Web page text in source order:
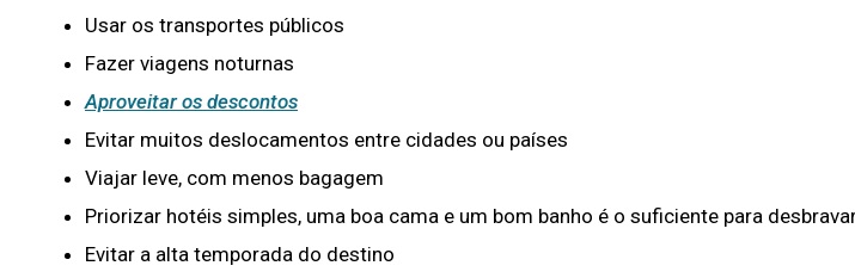
Usar os transportes públicos
Fazer viagens noturnas
Aproveitar os descontos
Evitar muitos deslocamentos entre cidades ou países
Viajar leve, com menos bagagem
Priorizar hotéis simples, uma boa cama e um bom banho é o suficiente para
Evitar a alta temporada do destino